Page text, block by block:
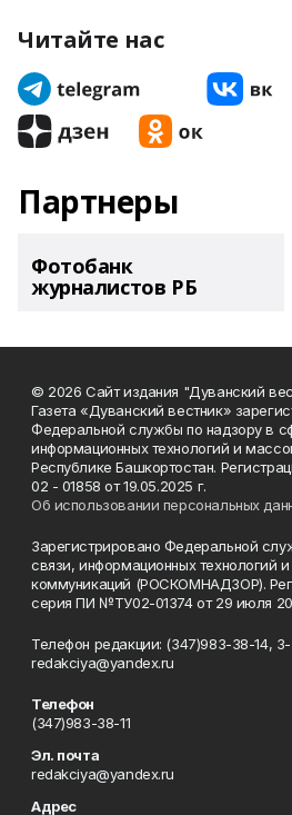
Читайте нас
Партнеры
Фотобанк
журналистов РБ
© 2026 Сайт издания "Дуванский
Газета «Дуванский вестник»
Федеральной службы по надзору в
информационных технологий и
Республике Башкортостан.
02 - 01858 от 19.05.2025 г.
Об использовании персональных
Зарегистрировано Федеральной
связи, информационных технологий
коммуникаций (РОСКОМНАДЗОР).
серия ПИ №ТУ02-01374 от 29 июля
Телефон редакции: (347)983-38-14, 3-
redakciya@yandex.ru
Телефон
(347)983-38-11
Эл. почта
redakciya@yandex.ru
Адрес